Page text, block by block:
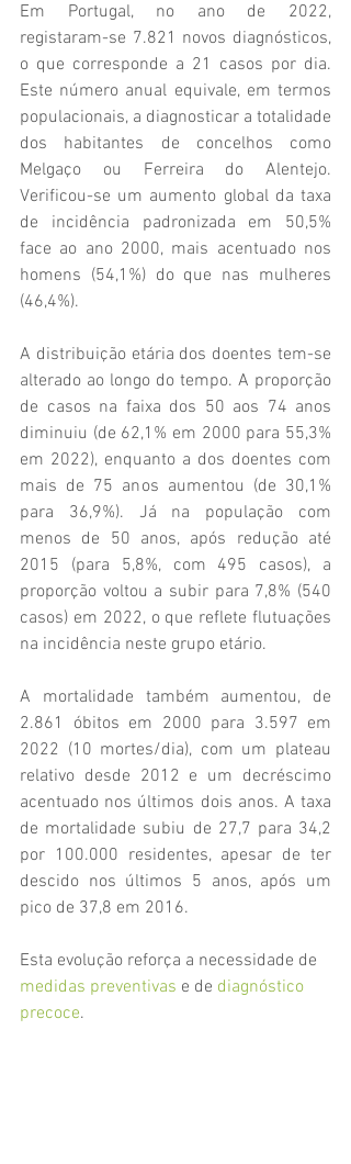
Em Portugal, no ano de 2022,
registaram-se 7.821 novos diagnósticos,
o que corresponde a 21 casos por dia.
Este número anual equivale, em termos
populacionais, a diagnosticar a totalidade
dos habitantes de concelhos como
Melgaço ou Ferreira do Alentejo.
Verificou-se um aumento global da taxa
de incidência padronizada em 50,5%
face ao ano 2000, mais acentuado nos
homens (54,1%) do que nas mulheres
(46,4%).
A distribuição etária dos doentes tem-se
alterado ao longo do tempo. A proporção
de casos na faixa dos 50 aos 74 anos
diminuiu (de 62,1% em 2000 para 55,3%
em 2022), enquanto a dos doentes com
mais de 75 anos aumentou (de 30,1%
para 36,9%). Já na população com
menos de 50 anos, após redução até
2015 (para 5,8%, com 495 casos), a
proporção voltou a subir para 7,8% (540
casos) em 2022, o que reflete flutuações
na incidência neste grupo etário.
A mortalidade também aumentou, de
2.861 óbitos em 2000 para 3.597 em
2022 (10 mortes/dia), com um plateau
relativo desde 2012 e um decréscimo
acentuado nos últimos dois anos. A taxa
de mortalidade subiu de 27,7 para 34,2
por 100.000 residentes, apesar de ter
descido nos últimos 5 anos, após um
pico de 37,8 em 2016.
Esta evolução reforça a necessidade de
medidas preventivas e de diagnóstico
precoce.